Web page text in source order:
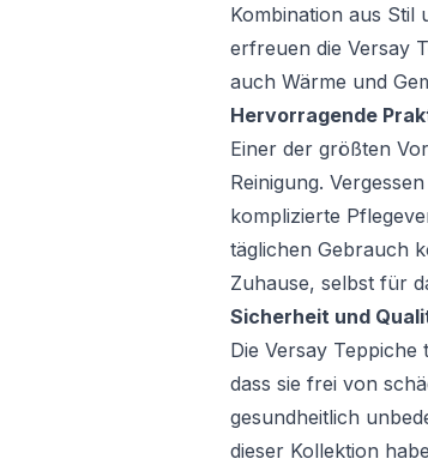
Kombination aus
erfreuen die Versay
auch Wärme und
Hervorragende
Einer der größten
Reinigung.
komplizierte
täglichen Gebrauch
Zuhause, selbst für
Sicherheit und
Die Versay Teppiche
dass sie frei von
gesundheitlich
dieser Kollektion